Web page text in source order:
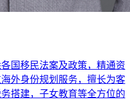
国移民法案及政策，精通资
外身份规划服务，擅长为客
搭建，子女教育等全方位的